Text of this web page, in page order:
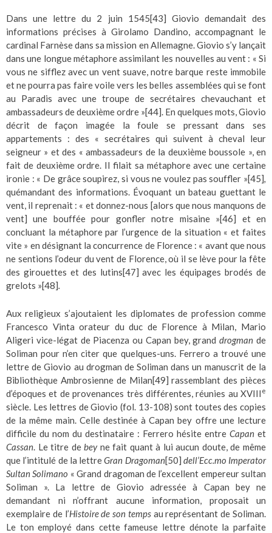
Dans une lettre du 2 juin 1545[43] Giovio demandait des
informations précises à Girolamo Dandino, accompagnant le
cardinal Farnèse dans sa mission en Allemagne. Giovio s’y lançait
dans une longue métaphore assimilant les nouvelles au vent : « Si
vous ne sifflez avec un vent suave, notre barque reste immobile
et ne pourra pas faire voile vers les belles assemblées qui se font
au Paradis avec une troupe de secrétaires chevauchant et
ambassadeurs de deuxième ordre »[44]. En quelques mots, Giovio
décrit de façon imagée la foule se pressant dans ses
appartements : des « secrétaires qui suivent à cheval leur
seigneur » et des « ambassadeurs de la deuxième boussole », en
fait de deuxième ordre. Il filait sa métaphore avec une certaine
ironie : « De grâce soupirez, si vous ne voulez pas souffler »[45],
quémandant des informations. Évoquant un bateau guettant le
vent, il reprenait : « et donnez-nous [alors que nous manquons de
vent] une bouffée pour gonfler notre misaine »[46] et en
concluant la métaphore par l’urgence de la situation « et faites
vite » en désignant la concurrence de Florence : « avant que nous
ne sentions l’odeur du vent de Florence, où il se lève pour la fête
des girouettes et des lutins[47] avec les équipages brodés de
grelots »[48].
Aux religieux s’ajoutaient les diplomates de profession comme
Francesco Vinta orateur du duc de Florence à Milan, Mario
Aligeri vice-légat de Piacenza ou Capan bey, granddrogman de
Soliman pour n’en citer que quelques-uns. Ferrero a trouvé une
lettre de Giovio au drogman de Soliman dans un manuscrit de la
Bibliothèque Ambrosienne de Milan[49] rassemblant des pièces
d’époques et de provenances très différentes, réunies au XVIII e
siècle. Les lettres de Giovio (fol. 13-108) sont toutes des copies
de la même main. Celle destinée à Capan bey offre une lecture
difficile du nom du destinataire : Ferrero hésite entre Capan et
Cassan. Le titre debeyne fait quant à lui aucun doute, de même
que l’intitulé de la lettreGran Dragoman[50] dell’Ecc.mo Imperator
Sultan Solimano « Grand dragoman de l’excellent empereur sultan
Soliman ». La lettre de Giovio adressée à Capan bey ne
demandant ni n’offrant aucune information, proposait un
exemplaire de l’Histoire de son tempsau représentant de Soliman.
Le ton employé dans cette fameuse lettre dénote la parfaite